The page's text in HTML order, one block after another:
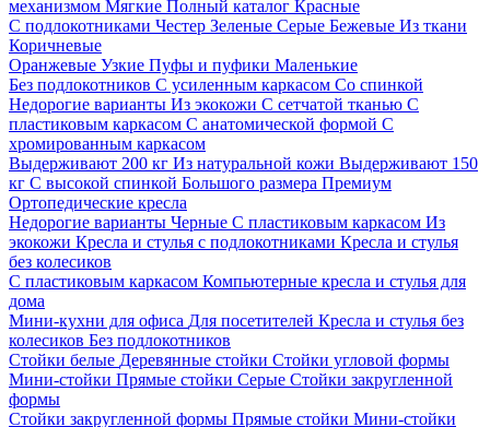
механизмом Мягкие Полный каталог Красные
С подлокотниками Честер Зеленые Серые Бежевые Из ткани
Коричневые
Оранжевые Узкие Пуфы и пуфики Маленькие
Без подлокотников С усиленным каркасом Со спинкой
Недорогие варианты Из экокожи С сетчатой тканью С
пластиковым каркасом С анатомической формой С
хромированным каркасом
Выдерживают 200 кг Из натуральной кожи Выдерживают 150
кг С высокой спинкой Большого размера Премиум
Ортопедические кресла
Недорогие варианты Черные С пластиковым каркасом Из
экокожи Кресла и стулья с подлокотниками Кресла и стулья
без колесиков
С пластиковым каркасом Компьютерные кресла и стулья для
дома
Мини-кухни для офиса Для посетителей Кресла и стулья без
колесиков Без подлокотников
Стойки белые Деревянные стойки Стойки угловой формы
Мини-стойки Прямые стойки Серые Стойки закругленной
формы
Стойки закругленной формы Прямые стойки Мини-стойки